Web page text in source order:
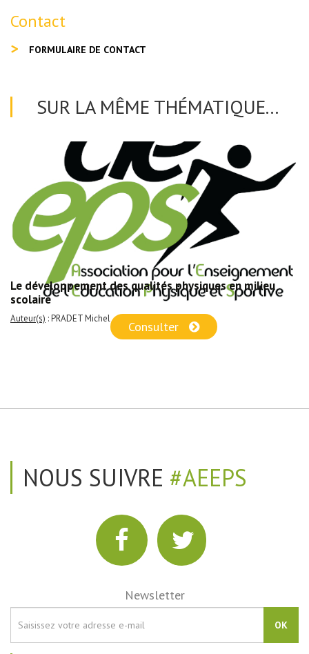
Contact
FORMULAIRE DE CONTACT
SUR LA MÊME THÉMATIQUE...
Le développement des qualités physiques en milieu
scolaire
Auteur(s) : PRADET Michel
Consulter
NOUS SUIVRE #AEEPS
Newsletter
OK